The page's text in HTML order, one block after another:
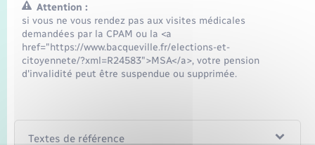
Attention :
si vous ne vous rendez pas aux visites médicales
demandées par la CPAM ou la <a
href="https://www.bacqueville.fr/elections-et-
citoyennete/?xml=R24583">MSA</a>, votre pension
d'invalidité peut être suspendue ou supprimée.
Textes de référence